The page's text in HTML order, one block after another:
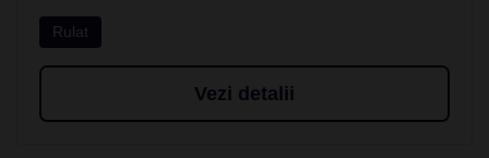
Rulat
Vezi detalii